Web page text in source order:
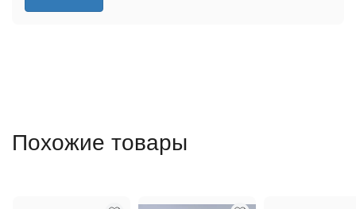
Похожие товары